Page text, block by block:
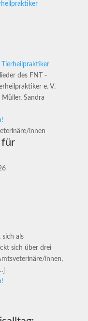
Tierheilpraktiker
des FNT -
e. V.
Sandra
für
sich als
sich über drei
innen,